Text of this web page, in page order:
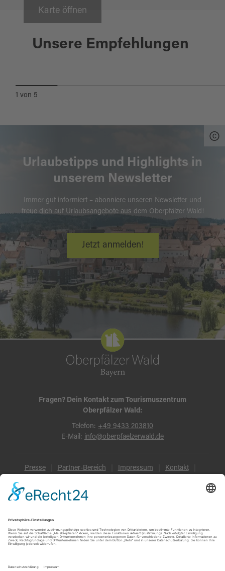
Karte öffnen
Unsere Empfehlungen
Bodenwöhr
1 von 5
Urlaubstipps und Highlights in
unserem Newsletter
Immer gut informiert – abonniere unseren Newsletter und
freue dich auf Urlaubsangebote aus dem Oberpfälzer Wald!
Jetzt anmelden!
Fragen? Dein Kontakt zum Tourismuszentrum
Oberpfälzer Wald:
Telefon: +49 9433 203810
E-Mail: info@oberpfaelzerwald.de
Presse Partner-Bereich Impressum Kontakt
Datenschutz